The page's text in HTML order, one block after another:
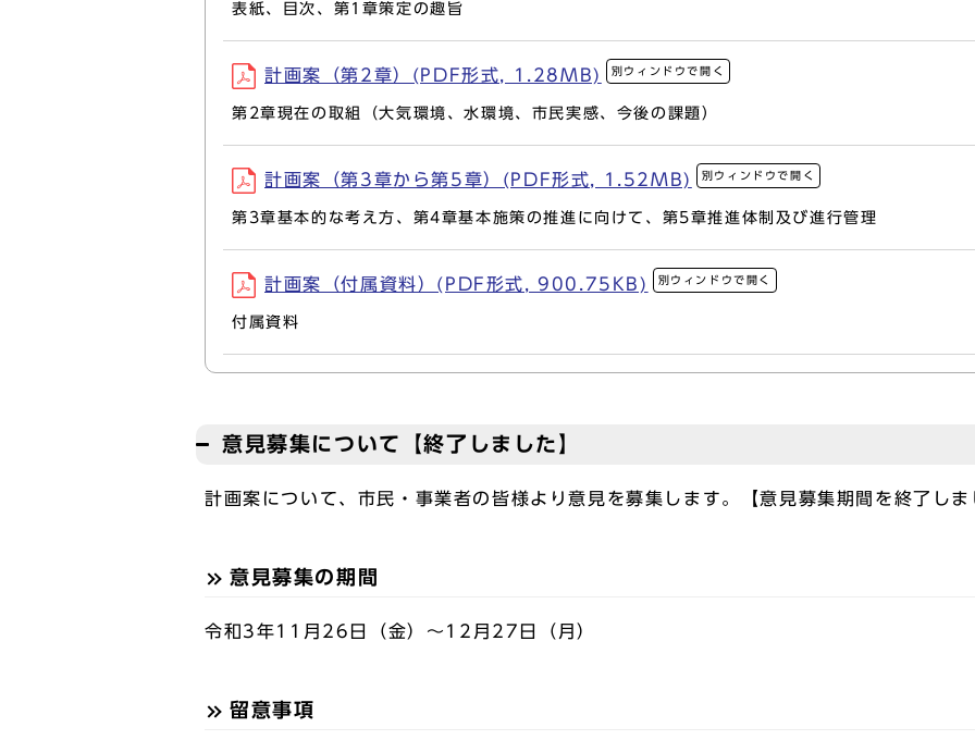
表紙、目次、第1章策定の趣旨
計画案（第2章）(PDF形式, 1.28MB) 別ウィンドウで開く
第2章現在の取組（大気環境、水環境、市民実感、今後の課題）
計画案（第3章から第5章）(PDF形式, 1.52MB) 別ウィンドウで開く
第3章基本的な考え方、第4章基本施策の推進に向けて、第5章推進体制及び進行管理
計画案（付属資料）(PDF形式, 900.75KB) 別ウィンドウで開く
付属資料
意見募集について【終了しました】
計画案について、市民・事業者の皆様より意見を募集します。【意見募集期間を終了しま
意見募集の期間
令和3年11月26日（金）～12月27日（月）
留意事項